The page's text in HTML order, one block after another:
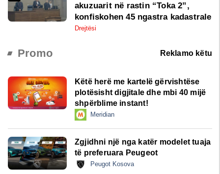
akuzuarit në rastin “Toka 2”,
konfiskohen 45 ngastra kadastrale
Drejtësi
Promo Reklamo këtu
Këtë herë me kartelë gërvishtëse
plotësisht digjitale dhe mbi 40 mijë
shpërblime instant!
Meridian
Zgjidhni një nga katër modelet tuaja
të preferuara Peugeot
Peugot Kosova